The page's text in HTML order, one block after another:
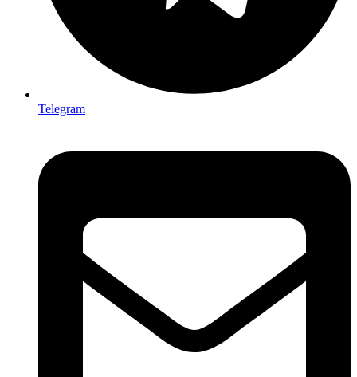
Telegram